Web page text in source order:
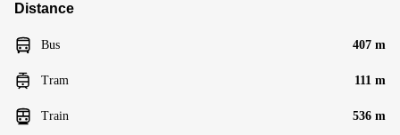
Distance
Bus 407 m
Tram 111 m
Train 536 m